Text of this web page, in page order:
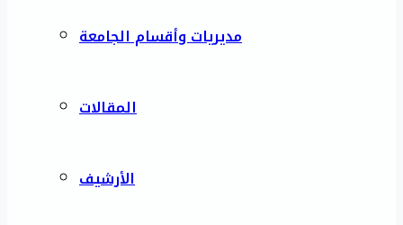
مديريات وأقسام الجامعة
المقالات
الأرشيف